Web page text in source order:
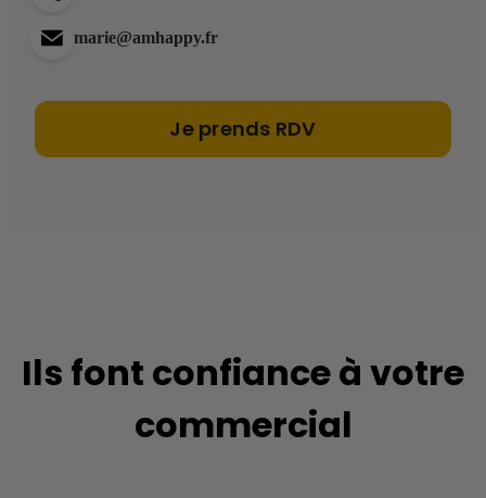
marie@amhappy.fr
Je prends RDV
Ils font confiance à votre
commercial